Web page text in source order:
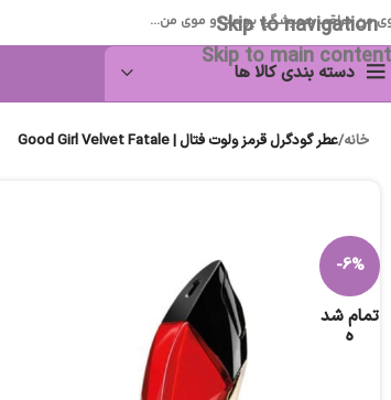
Skip to navigation
Skip to main content
من مراقب همیشگی پوست و موی من...
دسته بندی کالا ها
خانه/عطر گودگرل قرمز ولوت فتال | Good Girl Velvet Fatale
-6%
تمام شد
ه